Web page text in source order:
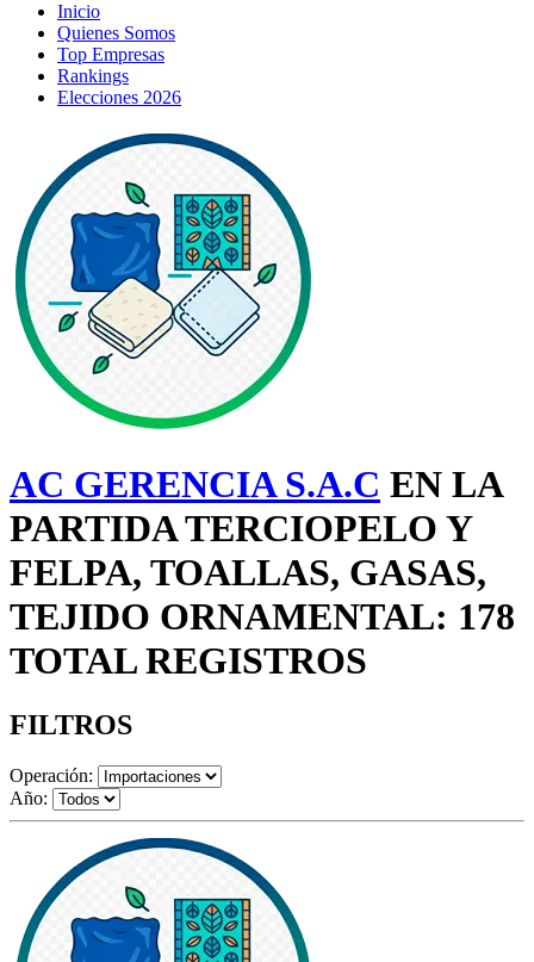
Inicio
Quienes Somos
Top Empresas
Rankings
Elecciones 2026
AC GERENCIA S.A.C EN LA
PARTIDA TERCIOPELO Y
FELPA, TOALLAS, GASAS,
TEJIDO ORNAMENTAL: 178
TOTAL REGISTROS
FILTROS
Operación:
Año: